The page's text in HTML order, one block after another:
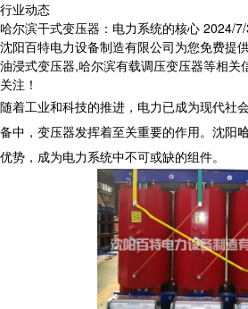
行业动态
哈尔滨干式变压器：电力系统的核心 2024/
沈阳百特电力设备制造有限公司为您免费提
油浸式变压器,哈尔滨有载调压变压器等相关
关注！
随着工业和科技的推进，电力已成为现代社
备中，变压器发挥着至关重要的作用。沈阳
优势，成为电力系统中不可或缺的组件。